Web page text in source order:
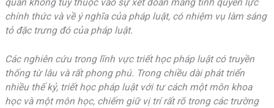
chính thức và về ý nghĩa của pháp luật, có nhiệm vụ làm sáng
tỏ đặc trưng đó của pháp luật.
Các nghiên cứu trong lĩnh vực triết học pháp luật có truyền
thống từ lâu và rất phong phú. Trong chiều dài phát triển
nhiều thế kỷ, triết học pháp luật với tư cách một môn khoa
học và một môn học, chiếm giữ vị trí rất rõ trong các trường